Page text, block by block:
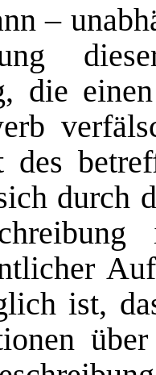
–
die
durch
ist,